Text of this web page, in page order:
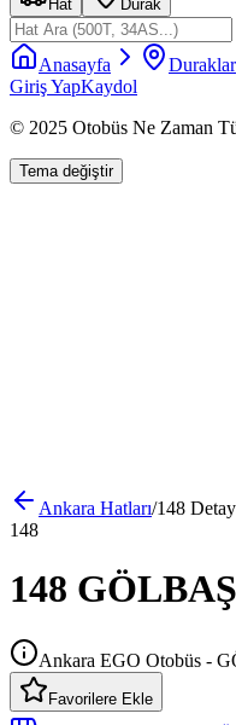
Hat Durak
Anasayfa Duraklar
Giriş YapKaydol
© 2025 Otobüs Ne Zaman
Tema değiştir
Ankara Hatları/148 Detay
148
148
Ankara EGO Otobüs -
Favorilere Ekle